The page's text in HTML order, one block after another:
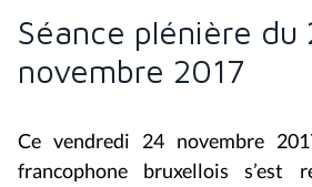
Séance plénière du
novembre 2017
Ce vendredi 24 novembre
francophone bruxellois s’est